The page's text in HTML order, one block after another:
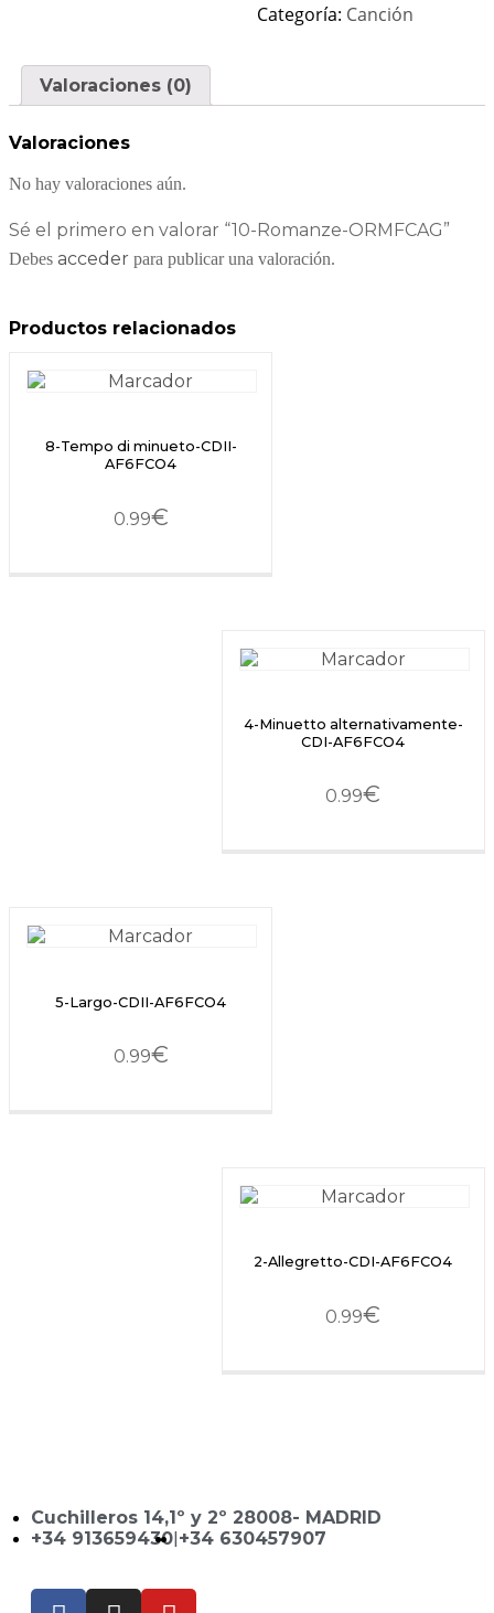
Categoría: Canción
Valoraciones (0)
Valoraciones
No hay valoraciones aún.
Sé el primero en valorar “10-Romanze-ORMFCAG”
Debes acceder para publicar una valoración.
Productos relacionados
8-Tempo di minueto-CDII-
AF6FCO4
0.99€
4-Minuetto alternativamente-
CDI-AF6FCO4
0.99€
5-Largo-CDII-AF6FCO4
0.99€
2-Allegretto-CDI-AF6FCO4
0.99€
Cuchilleros 14,1º y 2º 28008- MADRID
+34 913659430|+34 630457907